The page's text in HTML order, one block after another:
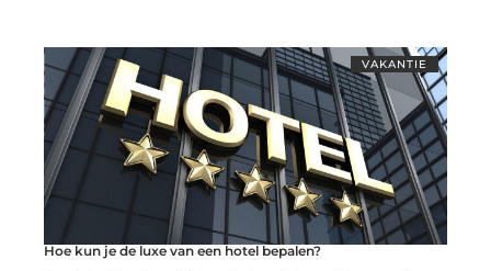
VAKANTIE
Hoe kun je de luxe van een hotel bepalen?